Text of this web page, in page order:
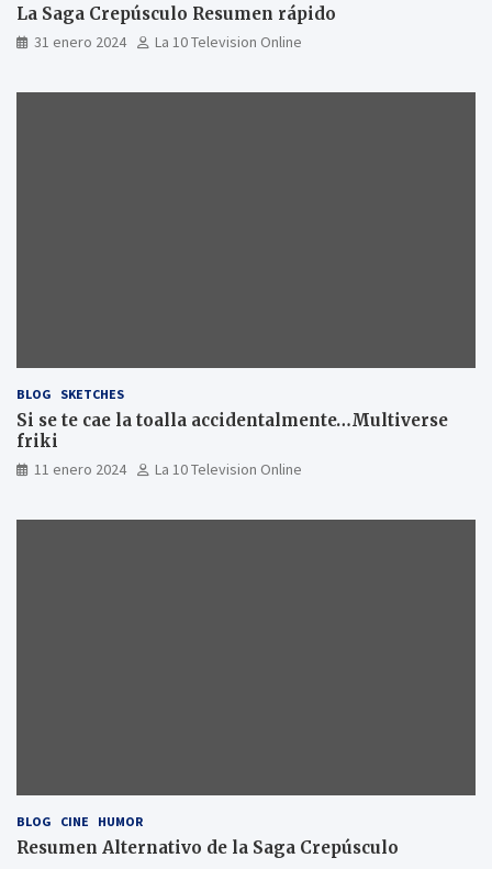
La Saga Crepúsculo Resumen rápido
31 enero 2024 La 10 Television Online
BLOG SKETCHES
Si se te cae la toalla accidentalmente…Multiverse
friki
11 enero 2024 La 10 Television Online
BLOG CINE HUMOR
Resumen Alternativo de la Saga Crepúsculo